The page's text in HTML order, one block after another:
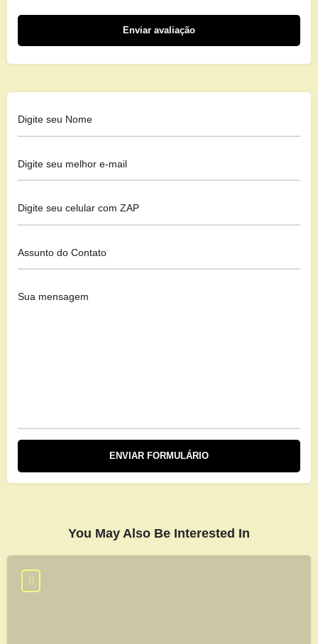
Enviar avaliação
You May Also Be Interested In